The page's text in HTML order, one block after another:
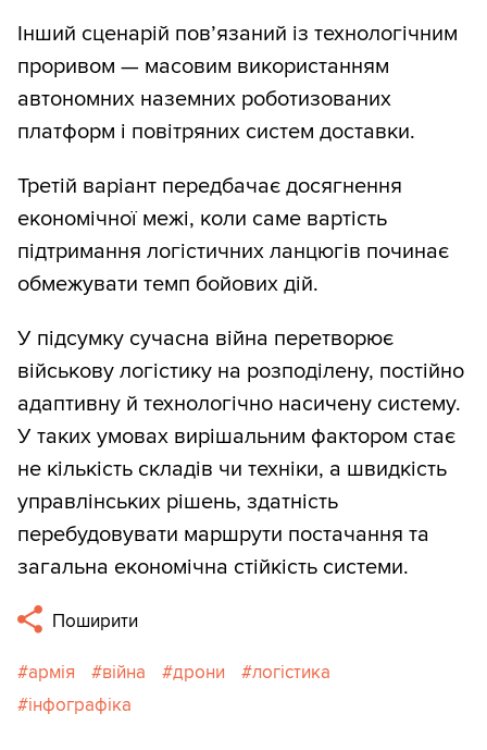
Інший сценарій пов’язаний із технологічним
проривом — масовим використанням
автономних наземних роботизованих
платформ і повітряних систем доставки.
Третій варіант передбачає досягнення
економічної межі, коли саме вартість
підтримання логістичних ланцюгів починає
обмежувати темп бойових дій.
У підсумку сучасна війна перетворює
військову логістику на розподілену, постійно
адаптивну й технологічно насичену систему.
У таких умовах вирішальним фактором стає
не кількість складів чи техніки, а швидкість
управлінських рішень, здатність
перебудовувати маршрути постачання та
загальна економічна стійкість системи.
Поширити
армія війна дрони
логістика
інфографіка